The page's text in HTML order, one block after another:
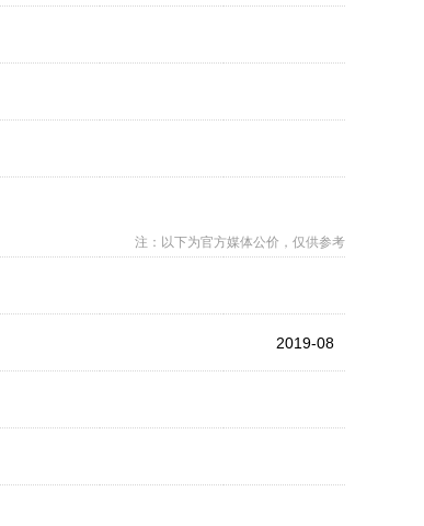
注：以下为官方媒体公价，仅供参考
2019-08